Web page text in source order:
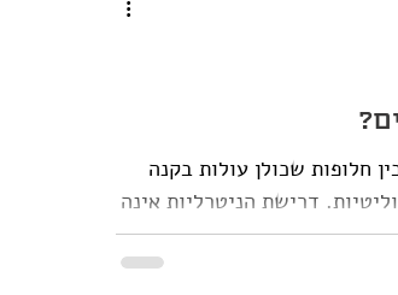
חלופות שכולן עולות בקנה
דרישת הניטרליות אינה
היסוד של מדינת
על ניטרליות מוסדית בנושאים